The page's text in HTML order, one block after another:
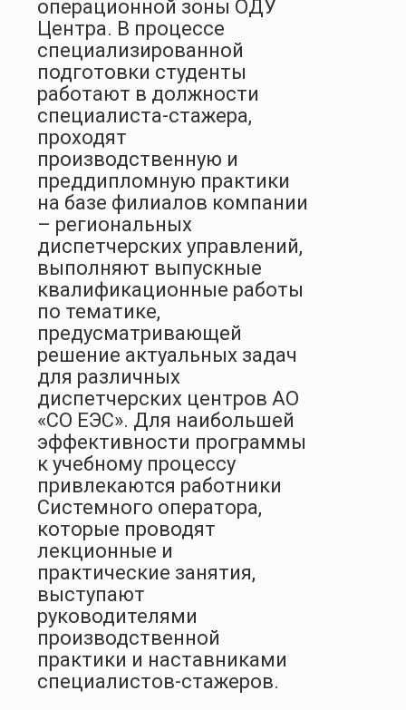
операционной зоны ОДУ
Центра. В процессе
специализированной
подготовки студенты
работают в должности
специалиста-стажера,
проходят
производственную и
преддипломную практики
на базе филиалов компании
– региональных
диспетчерских управлений,
выполняют выпускные
квалификационные работы
по тематике,
предусматривающей
решение актуальных задач
для различных
диспетчерских центров АО
«СО ЕЭС». Для наибольшей
эффективности программы
к учебному процессу
привлекаются работники
Системного оператора,
которые проводят
лекционные и
практические занятия,
выступают
руководителями
производственной
практики и наставниками
специалистов-стажеров.